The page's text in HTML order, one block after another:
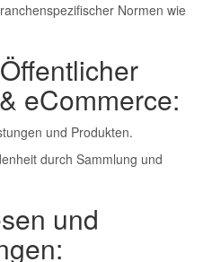
Normen wie
eCommerce:
und Produkten.
durch Sammlung und
und